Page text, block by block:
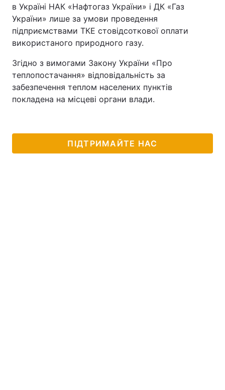
в Україні НАК «Нафтогаз України» і ДК «Газ
України» лише за умови проведення
підприємствами ТКЕ стовідсоткової оплати
використаного природного газу.
Згідно з вимогами Закону України «Про
теплопостачання» відповідальність за
забезпечення теплом населених пунктів
покладена на місцеві органи влади.
ПІДТРИМАЙТЕ НАС